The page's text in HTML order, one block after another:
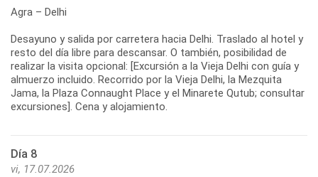
Agra – Delhi
Desayuno y salida por carretera hacia Delhi. Traslado al hotel y
resto del día libre para descansar. O también, posibilidad de
realizar la visita opcional: [Excursión a la Vieja Delhi con guía y
almuerzo incluido. Recorrido por la Vieja Delhi, la Mezquita
Jama, la Plaza Connaught Place y el Minarete Qutub; consultar
excursiones]. Cena y alojamiento.
Día 8
vi, 17.07.2026